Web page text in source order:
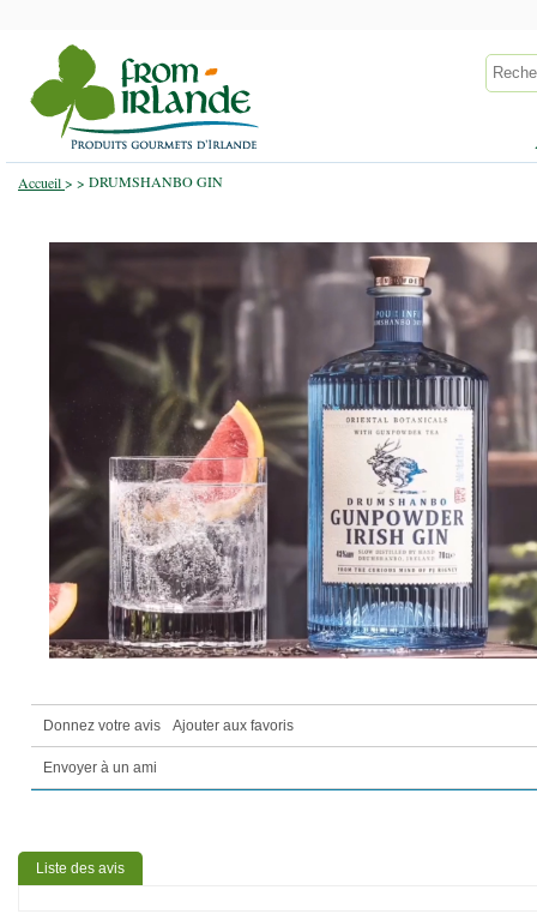
Accueil> > DRUMSHANBO GIN
Donnez votre avis Ajouter aux favoris
Envoyer à un ami
Liste des avis